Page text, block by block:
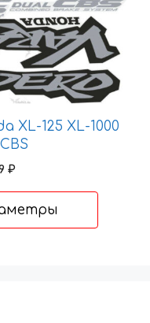
XL-125 XL-1000
₽Диапазон
–